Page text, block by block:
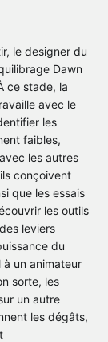
le designer du
Dawn
ce stade, la
avec le
les
faibles,
les autres
conçoivent
que les essais
les outils
leviers
du
un animateur
sorte, les
un autre
les dégâts,